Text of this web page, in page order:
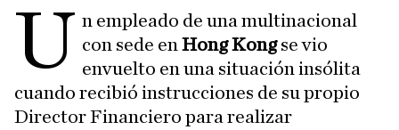
U n empleado de una multinacional
con sede enHong Kongse vio
envuelto en una situación insólita
cuando recibió instrucciones de su propio
Director Financiero para realizar